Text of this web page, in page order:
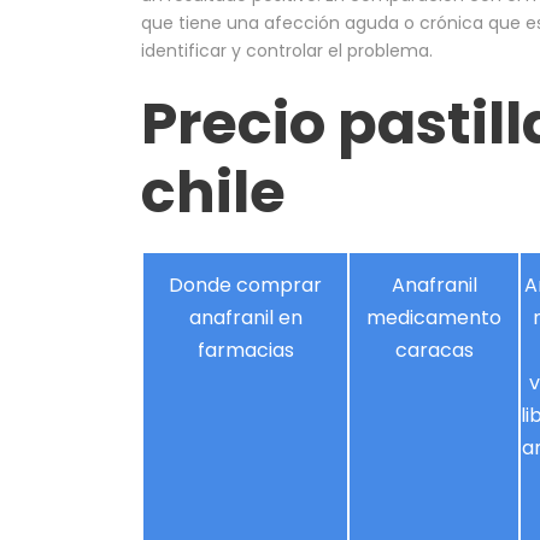
que tiene una afección aguda o crónica que
identificar y controlar el problema.
Precio
chile
Donde comprar
anafranil en
farmacias
Anafranil
medicamento
caracas